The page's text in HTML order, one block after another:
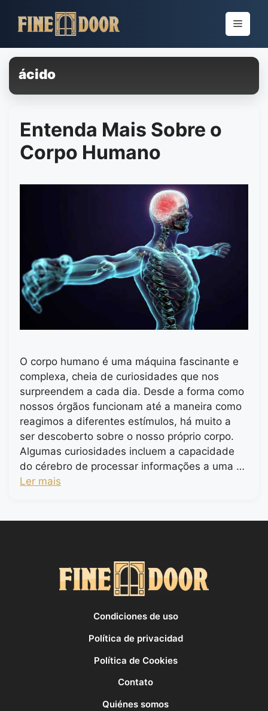
para
conteúdo
Menu
ácido
Entenda Mais Sobre o
Corpo Humano
O corpo humano é uma máquina fascinante e
complexa, cheia de curiosidades que nos
surpreendem a cada dia. Desde a forma como
nossos órgãos funcionam até a maneira como
reagimos a diferentes estímulos, há muito a
ser descoberto sobre o nosso próprio corpo.
Algumas curiosidades incluem a capacidade
do cérebro de processar informações a uma …
Ler mais
Condiciones de uso
Política de privacidad
Política de Cookies
Contato
Quiénes somos